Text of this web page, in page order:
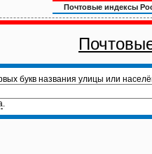
Почтовые индексы
букв названия улицы или
.